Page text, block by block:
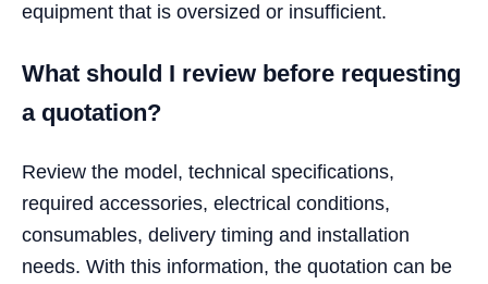
equipment that is oversized or insufficient.
What should I review before requesting
a quotation?
Review the model, technical specifications,
required accessories, electrical conditions,
consumables, delivery timing and installation
needs. With this information, the quotation can be